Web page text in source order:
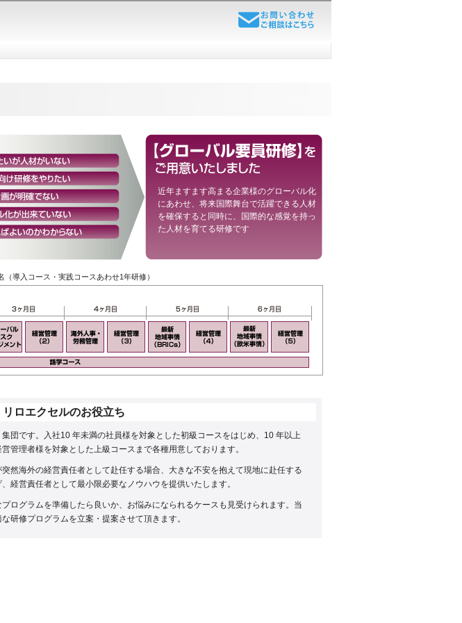
近年ますます高まる企業様のグローバル化
にあわせ、将来国際舞台で活躍できる人材
を確保すると同時に、国際的な感覚を持っ
た人材を育てる研修です
導入コース・実践コースあわせ1年研修）
リロエクセルのお役立ち
団です。入社10 年未満の社員様を対象とした初級コースをはじめ、10 年以上
管理者様を対象とした上級コースまで各種用意しております。
然海外の経営責任者として赴任する場合、大きな不安を抱えて現地に赴任する
経営責任者として最小限必要なノウハウを提供いたします。
ログラムを準備したら良いか、お悩みになられるケースも見受けられます。当
研修プログラムを立案・提案させて頂きます。